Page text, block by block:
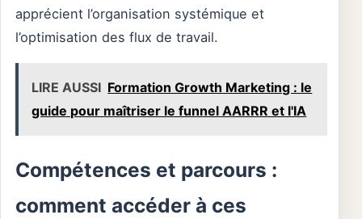
apprécient l’organisation systémique et
l’optimisation des flux de travail.
LIRE AUSSI Formation Growth Marketing : le
guide pour maîtriser le funnel AARRR et l'IA
Compétences et parcours :
comment accéder à ces